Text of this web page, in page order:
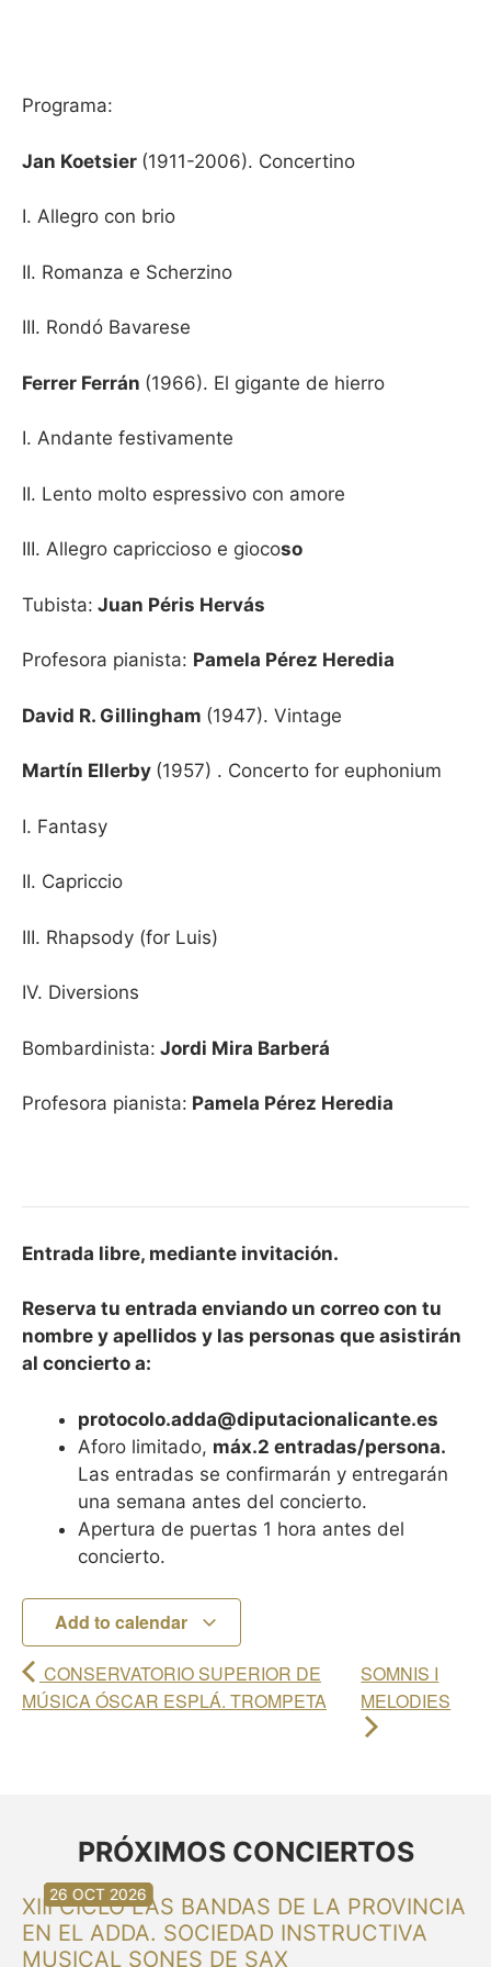
Programa:
Jan Koetsier (1911-2006). Concertino
I. Allegro con brio
II. Romanza e Scherzino
III. Rondó Bavarese
Ferrer Ferrán (1966). El gigante de hierro
I. Andante festivamente
II. Lento molto espressivo con amore
III. Allegro capriccioso e giocoso
Tubista: Juan Péris Hervás
Profesora pianista: Pamela Pérez Heredia
David R. Gillingham (1947). Vintage
Martín Ellerby (1957) . Concerto for euphonium
I. Fantasy
II. Capriccio
III. Rhapsody (for Luis)
IV. Diversions
Bombardinista: Jordi Mira Barberá
Profesora pianista: Pamela Pérez Heredia
Entrada libre, mediante invitación.
Reserva tu entrada enviando un correo con tu
nombre y apellidos y las personas que asistirán
al concierto a:
protocolo.adda@diputacionalicante.es
Aforo limitado, máx.2 entradas/persona.
Las entradas se confirmarán y entregarán
una semana antes del concierto.
Apertura de puertas 1 hora antes del
concierto.
Add to calendar
CONSERVATORIO SUPERIOR DE
MÚSICA ÓSCAR ESPLÁ. TROMPETA
SOMNIS I
MELODIES
PRÓXIMOS CONCIERTOS
XIII CICLO LAS BANDAS DE LA PROVINCIA
EN EL ADDA. SOCIEDAD INSTRUCTIVA
MUSICAL SONES DE SAX
30 AUG 2026
30 AUG 2026
13 SEP 2026
20 SEP 2026
20 SEP 2026
26 SEP 2026
03 OCT 2026
16 OCT 2026
26 OCT 2026